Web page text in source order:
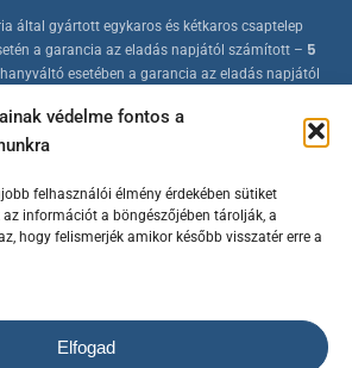
védelme fontos a
felhasználói élmény érdekében sütiket
információt a böngészőjében tárolják, a
hogy felismerjék amikor később visszatér erre a
Elfogad
által gyártott egykaros és kétkaros csaptelep
a garancia az eladás napjától számított – 5
esetében a garancia az eladás napjától
készülnek, folyamatos minőség-ellenőrzés